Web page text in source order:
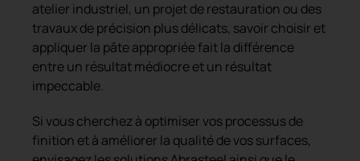
atelier industriel, un projet de restauration ou des
travaux de précision plus délicats, savoir choisir et
appliquer la pâte appropriée fait la différence
entre un résultat médiocre et un résultat
impeccable.
Si vous cherchez à optimiser vos processus de
finition et à améliorer la qualité de vos surfaces,